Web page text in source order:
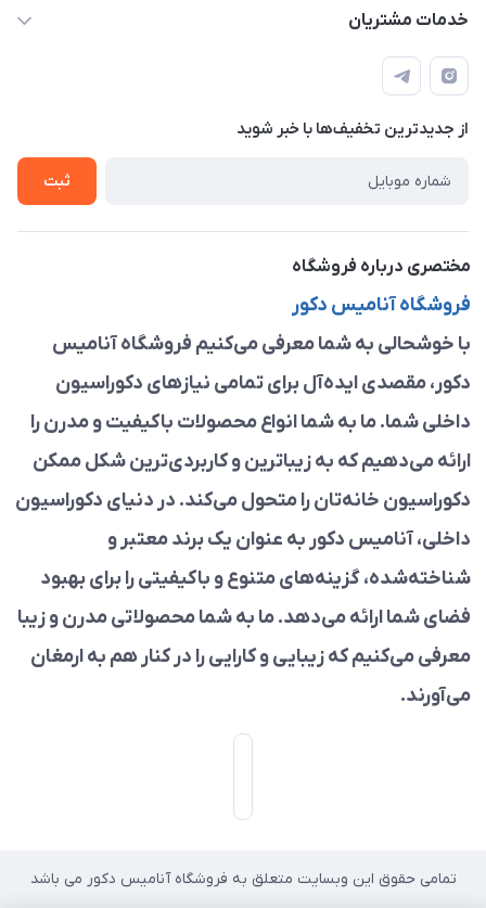
حساب کاربری
لیست محصولات
درباره ما
خدمات مشتریان
قوانین و مقررات
حریم خصوصی
راهنما
از جدید‌ترین تخفیف‌ها با‌ خبر شوید
ثبت
مختصری درباره فروشگاه
فروشگاه آنامیس دکور
با خوشحالی به شما معرفی می‌کنیم فروشگاه آنامیس
دکور، مقصدی ایده‌آل برای تمامی نیازهای دکوراسیون
داخلی شما. ما به شما انواع محصولات باکیفیت و مدرن را
ارائه می‌دهیم که به زیباترین و کاربردی‌ترین شکل ممکن
دکوراسیون خانه‌تان را متحول می‌کند. در دنیای دکوراسیون
داخلی، آنامیس دکور به عنوان یک برند معتبر و
شناخته‌شده، گزینه‌های متنوع و باکیفیتی را برای بهبود
فضای شما ارائه می‌دهد. ما به شما محصولاتی مدرن و زیبا
معرفی می‌کنیم که زیبایی و کارایی را در کنار هم به ارمغان
می‌آورند.
تمامی حقوق این وبسایت متعلق به فروشگاه آنامیس دکور می باشد